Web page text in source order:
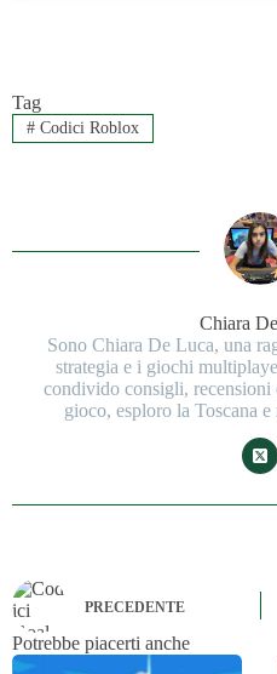
Tag
#Codici Roblox
Chiara
Sono Chiara De Luca, una
strategia e i giochi
condivido consigli, recensioni
gioco, esploro la Toscana
PRECEDENTE
Potrebbe piacerti anche